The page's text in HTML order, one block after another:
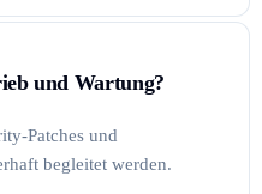
und Wartung?
Patches und
begleitet werden.